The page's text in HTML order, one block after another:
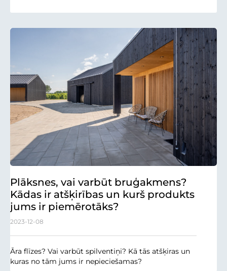
Plāksnes, vai varbūt bruģakmens?
Kādas ir atšķirības un kurš produkts
jums ir piemērotāks?
2023-12-08
Āra flīzes? Vai varbūt spilventiņi? Kā tās atšķiras un
kuras no tām jums ir nepieciešamas?